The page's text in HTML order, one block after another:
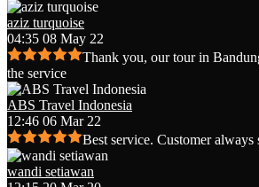
aziz turquoise
04:35 08 May 22
Thank you, our tour in
the service
ABS Travel Indonesia
12:46 06 Mar 22
Best service. Customer always
wandi setiawan